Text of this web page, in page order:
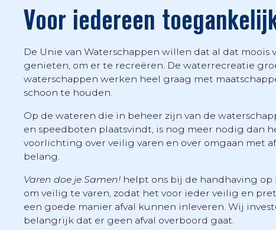
Voor iedereen
De Unie van Waterschappen willen dat al dat
genieten, om er te recreëren. De waterrecreatie
waterschappen werken heel graag met
schoon te houden.
Op de wateren die in beheer zijn van de
en speedboten plaatsvindt, is nog meer nodig dan
voorlichting over veilig varen en over omgaan met
belang.
Varen doe je Samen! helpt ons bij de handhaving
om veilig te varen, zodat het voor ieder veilig en
een goede manier afval kunnen inleveren. Wij
belangrijk dat er geen afval overboord gaat.